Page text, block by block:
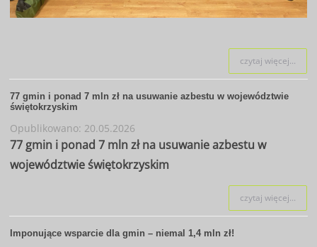
czytaj więcej...
77 gmin i ponad 7 mln zł na usuwanie azbestu w województwie
świętokrzyskim
Opublikowano: 20.05.2026
77 gmin i ponad 7 mln zł na usuwanie azbestu w
województwie świętokrzyskim
czytaj więcej...
Imponujące wsparcie dla gmin – niemal 1,4 mln zł!